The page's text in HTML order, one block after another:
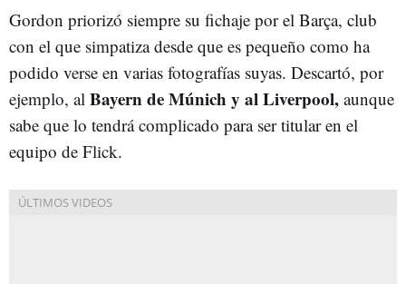
Gordon priorizó siempre su fichaje por el Barça, club
con el que simpatiza desde que es pequeño como ha
podido verse en varias fotografías suyas. Descartó, por
ejemplo, al Bayern de Múnich y al Liverpool, aunque
sabe que lo tendrá complicado para ser titular en el
equipo de Flick.